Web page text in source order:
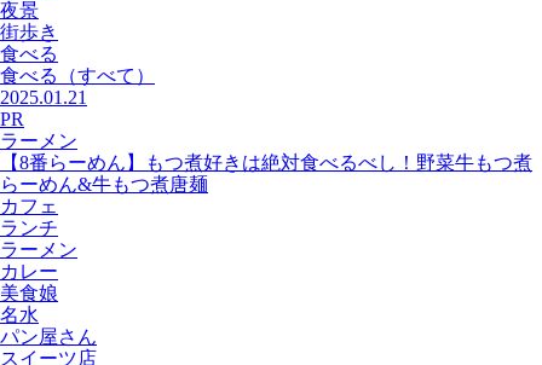
夜景
街歩き
食べる
食べる
（すべて）
2025.01.21
PR
ラーメン
【8番らーめん】もつ煮好きは絶対食べるべし！野菜牛もつ煮
らーめん&牛もつ煮唐麺
カフェ
ランチ
ラーメン
カレー
美食娘
名水
パン屋さん
スイーツ店